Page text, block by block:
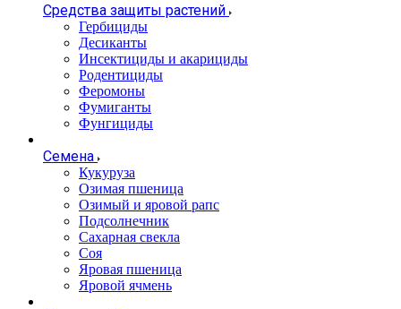
Средства защиты растений
Гербициды
Десиканты
Инсектициды и акарициды
Родентициды
Феромоны
Фумиганты
Фунгициды
Семена
Кукуруза
Озимая пшеница
Озимый и яровой рапс
Подсолнечник
Сахарная свекла
Соя
Яровая пшеница
Яровой ячмень